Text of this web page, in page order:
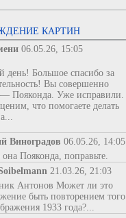
КАРТИН
06.05.26, 15:05
день! Большое спасибо за
Вы совершенно
Пояконда. Уже исправили.
что помогаете делать
Виноградов 06.05.26, 14:05
она Пояконда, поправьте.
21.03.26, 21:03
Антонов Может ли это
быть повторением того
1933 года?...